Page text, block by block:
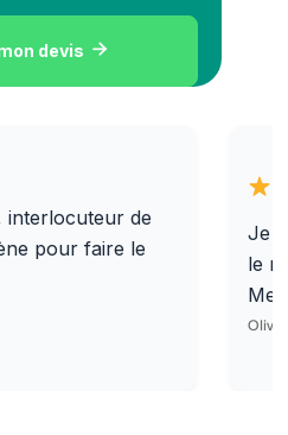
devis 
interlocuteur de
pour faire le
Je
le